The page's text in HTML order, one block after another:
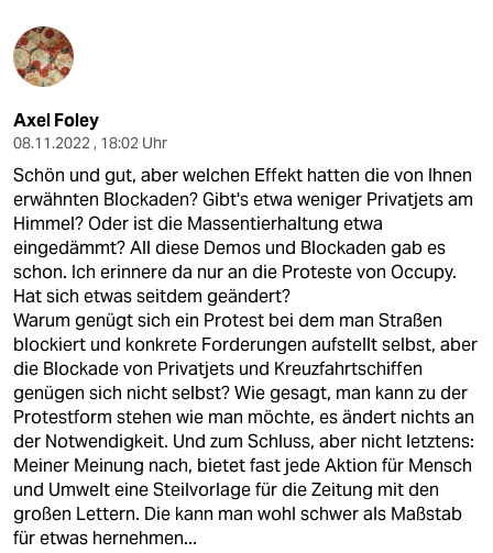
Axel Foley
08.11.2022 , 18:02 Uhr
Schön und gut, aber welchen Effekt hatten die von Ihnen
erwähnten Blockaden? Gibt's etwa weniger Privatjets am
Himmel? Oder ist die Massentierhaltung etwa
eingedämmt? All diese Demos und Blockaden gab es
schon. Ich erinnere da nur an die Proteste von Occupy.
Hat sich etwas seitdem geändert?
Warum genügt sich ein Protest bei dem man Straßen
blockiert und konkrete Forderungen aufstellt selbst, aber
die Blockade von Privatjets und Kreuzfahrtschiffen
genügen sich nicht selbst? Wie gesagt, man kann zu der
Protestform stehen wie man möchte, es ändert nichts an
der Notwendigkeit. Und zum Schluss, aber nicht letztens:
Meiner Meinung nach, bietet fast jede Aktion für Mensch
und Umwelt eine Steilvorlage für die Zeitung mit den
großen Lettern. Die kann man wohl schwer als Maßstab
für etwas hernehmen...